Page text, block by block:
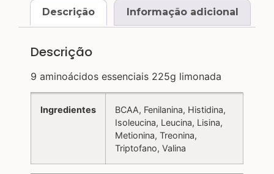
Descrição Informação adicional
Descrição
9 aminoácidos essenciais 225g limonada
Ingredientes
BCAA, Fenilanina, Histidina,
Isoleucina, Leucina, Lisina,
Metionina, Treonina,
Triptofano, Valina